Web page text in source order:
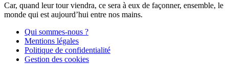
Car, quand leur tour viendra, ce sera à eux de façonner, ensemble, le
monde qui est aujourd’hui entre nos mains.
Qui sommes-nous ?
Mentions légales
Politique de confidentialité
Gestion des cookies